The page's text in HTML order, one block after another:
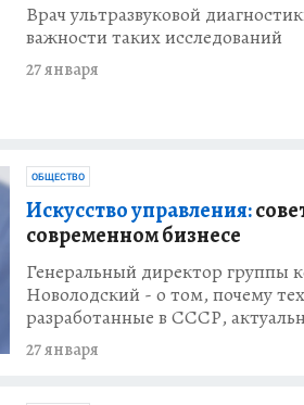
Врач ультразвуковой
важности таких исследований
27 января
ОБЩЕСТВО
Искусство управления:
современном бизнесе
Генеральный директор группы
Новолодский - о том, почему
разработанные в СССР,
27 января